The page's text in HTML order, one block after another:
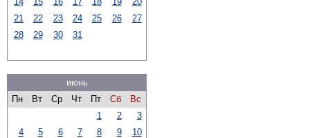
21
22 23 24 25 26
27
28
29 30 31
июнь
Пн
Вт Ср Чт Пт Сб
Вс
1
2
3
4
5 6 7 8 9
10